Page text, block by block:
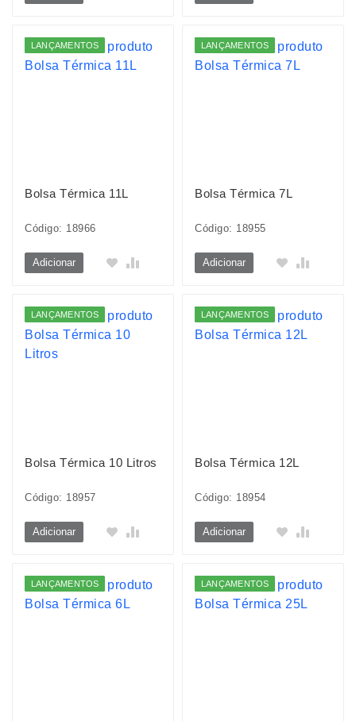
LANÇAMENTOS
Bolsa Térmica 11L
Código: 18966
Adicionar
LANÇAMENTOS
Bolsa Térmica 7L
Código: 18955
Adicionar
LANÇAMENTOS
Bolsa Térmica 10 Litros
Código: 18957
Adicionar
LANÇAMENTOS
Bolsa Térmica 12L
Código: 18954
Adicionar
LANÇAMENTOS LANÇAMENTOS